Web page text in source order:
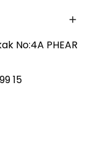
No:4A PHEAR
15